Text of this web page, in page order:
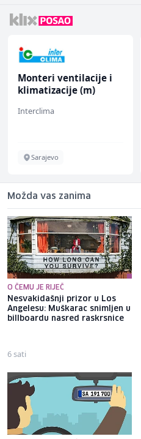
Monteri ventilacije i
klimatizacije (m)
Interclima
Sarajevo
Možda vas zanima
O ČEMU JE RIJEČ
Nesvakidašnji prizor u Los
Angelesu: Muškarac snimljen u
billboardu nasred raskrsnice
6 sati